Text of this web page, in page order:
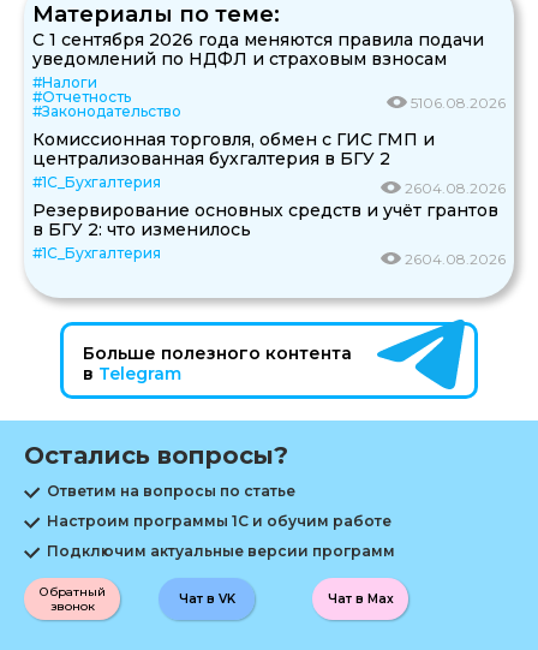
Материалы по теме:
С 1 сентября 2026 года меняются правила подачи
уведомлений по НДФЛ и страховым взносам
#Налоги
#Отчетность
#Законодательство
5106.08.2026
Комиссионная торговля, обмен с ГИС ГМП и
централизованная бухгалтерия в БГУ 2
#1С_Бухгалтерия 2604.08.2026
Резервирование основных средств и учёт грантов
в БГУ 2: что изменилось
#1С_Бухгалтерия 2604.08.2026
Больше полезного контента
в Telegram
Остались вопросы?
Ответим на вопросы по статье
Настроим программы 1С и обучим работе
Подключим актуальные версии программ
Обратный
звонок
Чат в Max
Чат в VK